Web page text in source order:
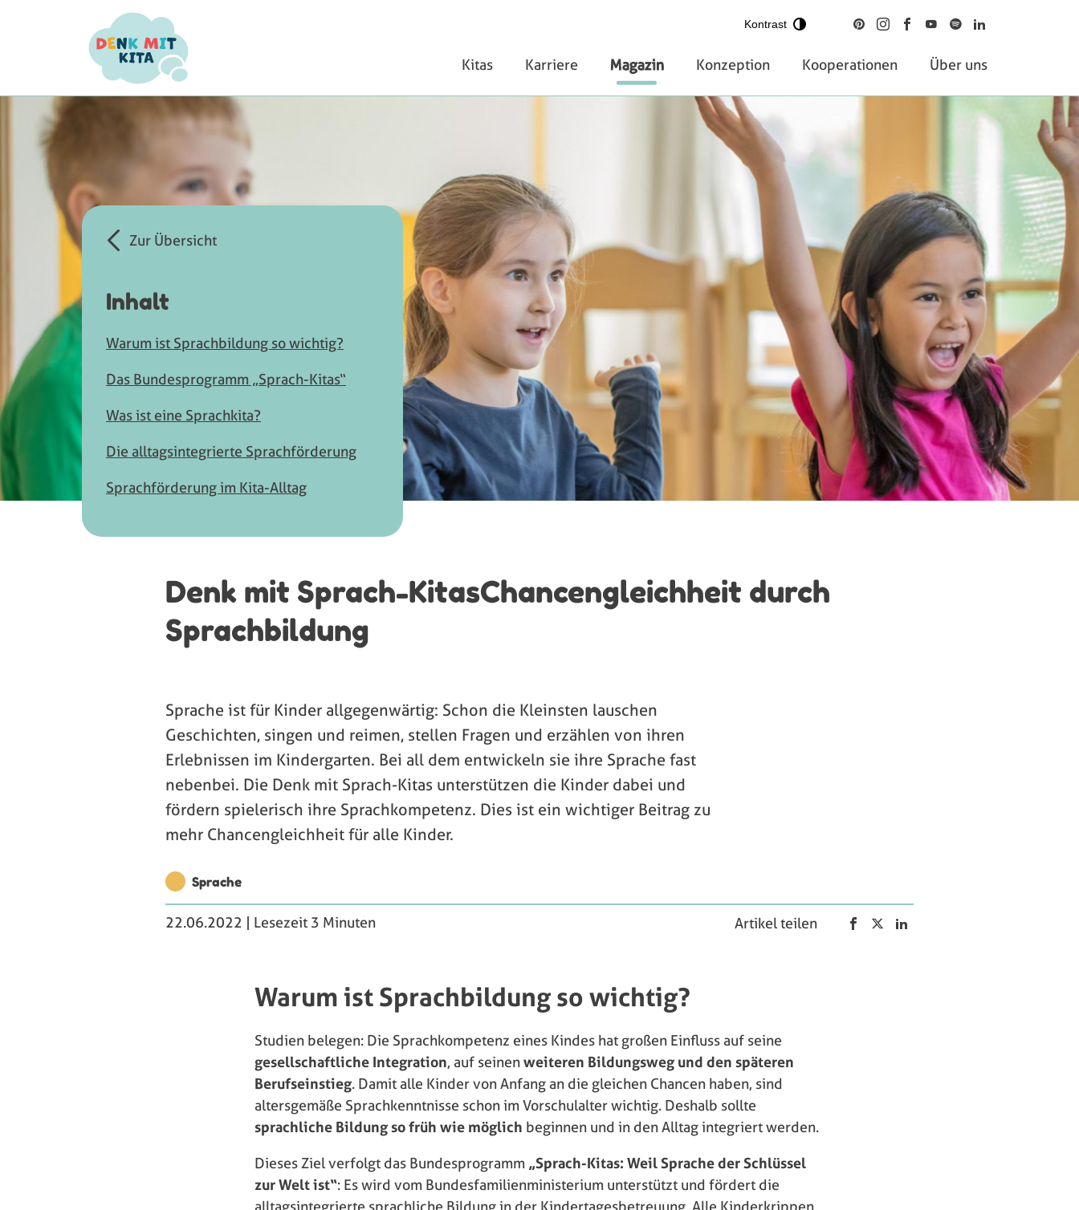
Kontrast
Kitas Karriere Magazin Konzeption Kooperationen Über uns
Zur Übersicht
Inhalt
Warum ist Sprachbildung so wichtig?
Das Bundesprogramm „Sprach-Kitas“
Was ist eine Sprachkita?
Die alltagsintegrierte Sprachförderung
Sprachförderung im Kita-Alltag
Denk mit Sprach-KitasChancengleichheit durch
Sprachbildung
Sprache ist für Kinder allgegenwärtig: Schon die Kleinsten lauschen
Geschichten, singen und reimen, stellen Fragen und erzählen von ihren
Erlebnissen im Kindergarten. Bei all dem entwickeln sie ihre Sprache fast
nebenbei. Die Denk mit Sprach-Kitas unterstützen die Kinder dabei und
fördern spielerisch ihre Sprachkompetenz. Dies ist ein wichtiger Beitrag zu
mehr Chancengleichheit für alle Kinder.
Sprache
22.06.2022 | Lesezeit 3 Minuten Artikel teilen
Warum ist Sprachbildung so wichtig?
Studien belegen: Die Sprachkompetenz eines Kindes hat großen Einfluss auf seine
gesellschaftliche Integration, auf seinenweiteren Bildungsweg und den späteren
Berufseinstieg. Damit alle Kinder von Anfang an die gleichen Chancen haben, sind
altersgemäße Sprachkenntnisse schon im Vorschulalter wichtig. Deshalb sollte
sprachliche Bildung so früh wie möglich beginnen und in den Alltag integriert werden.
Dieses Ziel verfolgt das Bundesprogramm „Sprach-Kitas: Weil Sprache der Schlüssel
zur Welt ist“: Es wird vom Bundesfamilienministerium unterstützt und fördert die
alltagsintegrierte sprachliche Bildung in der Kindertagesbetreuung. Alle Kinderkrippen,